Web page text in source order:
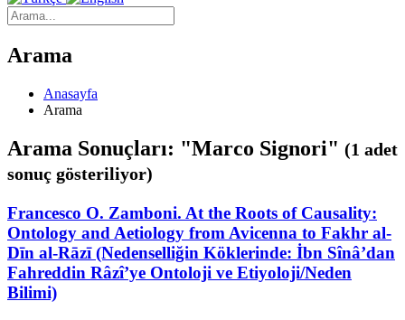
Arama
Anasayfa
Arama
Arama Sonuçları: "Marco Signori" (1 adet
sonuç gösteriliyor)
Francesco O. Zamboni. At the Roots of Causality:
Ontology and Aetiology from Avicenna to Fakhr al-
Dīn al-Rāzī (Nedenselliğin Köklerinde: İbn Sînâ’dan
Fahreddin Râzî’ye Ontoloji ve Etiyoloji/Neden
Bilimi)